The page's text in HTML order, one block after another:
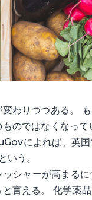
わりつつある。
のではなくなっ
によれば、英
いう。
シャーが高まる
言える。 化学薬